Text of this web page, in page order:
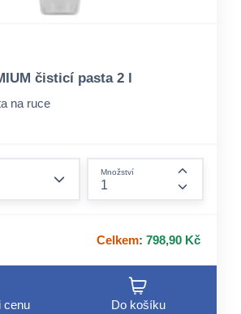
čisticí pasta 2 l
na ruce
Množství
Celkem: 798,90 Kč
cenu Do košíku